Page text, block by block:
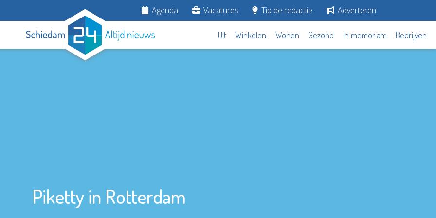
Agenda Vacatures Tip de redactie Adverteren
Uit Winkelen Wonen Gezond In memoriam Bedrijven
Piketty in Rotterdam